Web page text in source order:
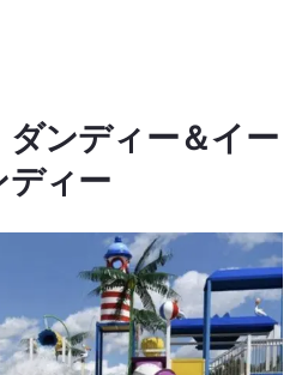
ダンディー＆イー
ディー